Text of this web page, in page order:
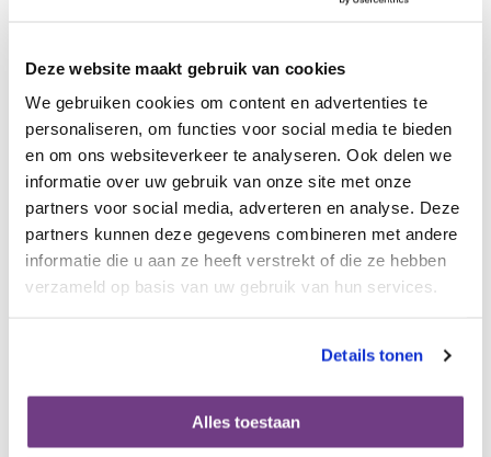
Deze website maakt gebruik van cookies
We gebruiken cookies om content en advertenties te
personaliseren, om functies voor social media te bieden
en om ons websiteverkeer te analyseren. Ook delen we
informatie over uw gebruik van onze site met onze
partners voor social media, adverteren en analyse. Deze
partners kunnen deze gegevens combineren met andere
informatie die u aan ze heeft verstrekt of die ze hebben
verzameld op basis van uw gebruik van hun services.
Details tonen
Alles toestaan
uitkomt, ben je er vaak op tijd bij. Zie het als onderhoud,
als goed voor jezelf zorgen.’
Serena vertelde haar verhaal in maart 2021.
Lees meer feiten en cijfers
over HPV